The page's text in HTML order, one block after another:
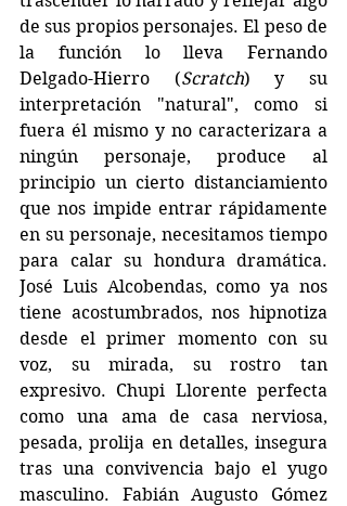
de sus propios personajes. El peso de
la función lo lleva Fernando
Delgado-Hierro (Scratch) y su
interpretación "natural", como si
fuera él mismo y no caracterizara a
ningún personaje, produce al
principio un cierto distanciamiento
que nos impide entrar rápidamente
en su personaje, necesitamos tiempo
para calar su hondura dramática.
José Luis Alcobendas, como ya nos
tiene acostumbrados, nos hipnotiza
desde el primer momento con su
voz, su mirada, su rostro tan
expresivo. Chupi Llorente perfecta
como una ama de casa nerviosa,
pesada, prolija en detalles, insegura
tras una convivencia bajo el yugo
masculino. Fabián Augusto Gómez